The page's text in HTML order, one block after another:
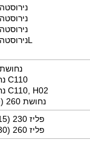
נירוסטה 301
נירוסטה 304
נירוסטה 316
נירוסטה 316L
נחושת 101
נחושת C110
נחושת C110, H02
נחושת 260 (פליז)
פליז 230 (85/15)
פליז 260 (70/30)